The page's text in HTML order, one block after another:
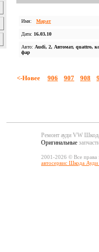
Имя: Марат
Дата: 16.03.10
Авто: Audi, 2, Автомат, quattro,
фар
<-Новее 906 907 908
Ремонт ауди VW
Оригинальные
2001-2026 © Все
автосервис Шкода